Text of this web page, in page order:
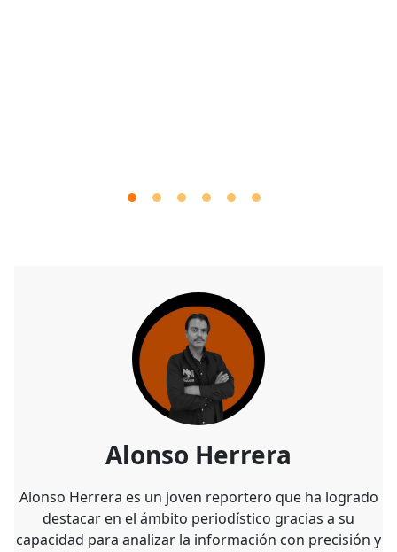
Alonso Herrera
Alonso Herrera es un joven reportero que ha logrado
destacar en el ámbito periodístico gracias a su
capacidad para analizar la información con precisión y